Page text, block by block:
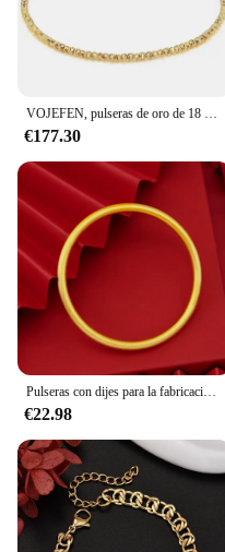
€177.30
€22.98